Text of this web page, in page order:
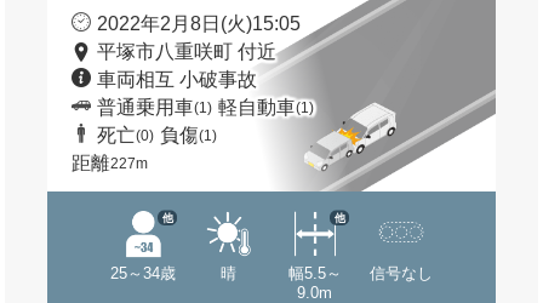
2022年2月8日(火)15:05
平塚市八重咲町 付近
車両相互 小破事故
普通乗用車(1) 軽自動車(1)
死亡(0) 負傷(1)
距離227m
25～34歳
他
晴
幅5.5～
9.0m
他
信号なし